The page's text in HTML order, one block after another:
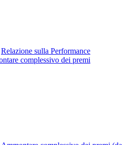
Relazione sulla Performance
complessivo dei premi